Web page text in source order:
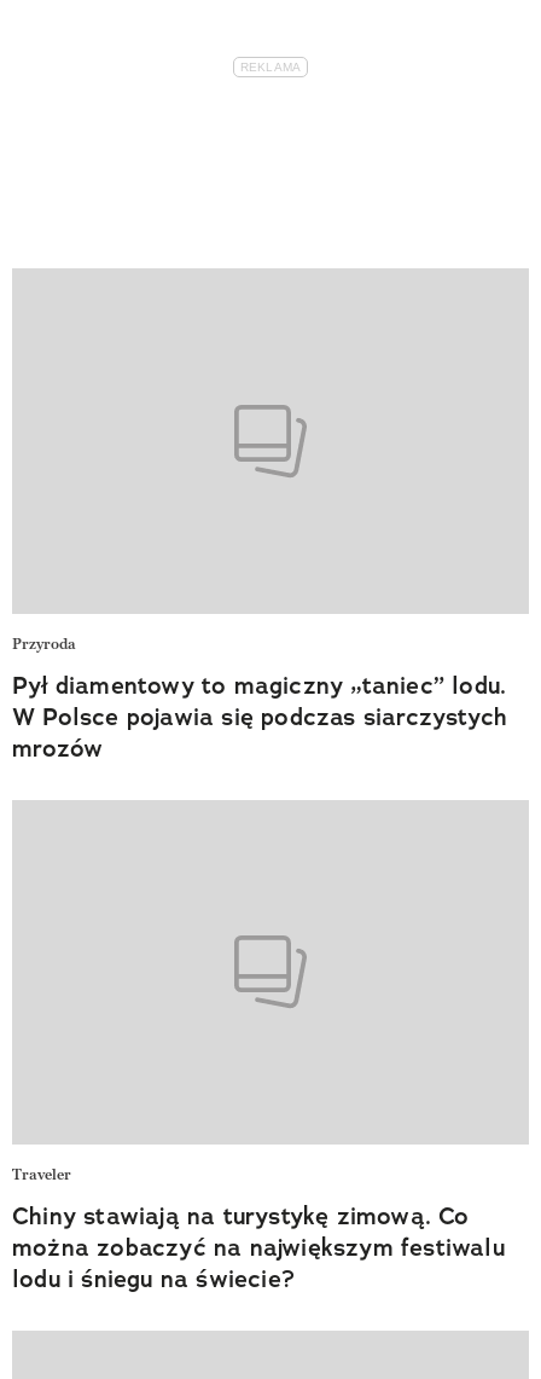
Przyroda
Pył diamentowy to magiczny „taniec” lodu.
W Polsce pojawia się podczas siarczystych
mrozów
Traveler
Chiny stawiają na turystykę zimową. Co
można zobaczyć na największym festiwalu
lodu i śniegu na świecie?